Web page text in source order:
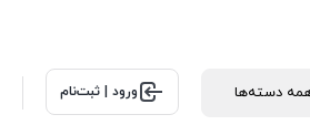
ورود | ثبت‌نام